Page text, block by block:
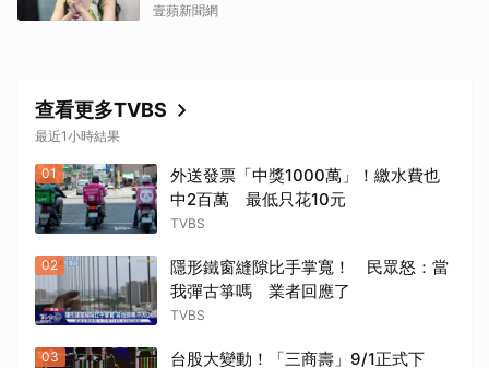
壹蘋新聞網
查看更多TVBS
最近1小時結果
01
外送發票「中獎1000萬」！繳水費也
中2百萬 最低只花10元
TVBS
02
隱形鐵窗縫隙比手掌寬！ 民眾怒：當
我彈古箏嗎 業者回應了
TVBS
03
台股大變動！「三商壽」9/1正式下